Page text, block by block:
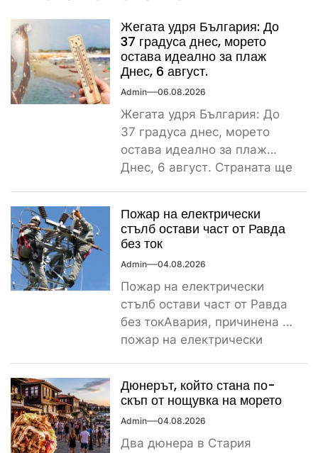
Жегата удря България: До
37 градуса днес, морето
остава идеално за плаж
Днес, 6 август.
Admin 06.08.2026
Жегата удря България: До
37 градуса днес, морето
остава идеално за плаж
Днес, 6 август. Страната ще
Пожар на електрически
стълб остави част от Равда
без ток
Admin 04.08.2026
Пожар на електрически
стълб остави част от Равда
без токАвария, причинена от
пожар на електрически
Дюнерът, който стана по-
скъп от нощувка на морето
Admin 04.08.2026
Два дюнера в Стария